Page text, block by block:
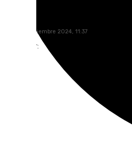
lunes, 4 noviembre 2024, 11:37
Compartir: